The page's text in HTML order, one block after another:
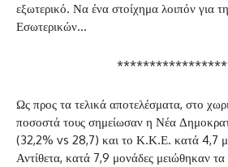
εξωτερικό. Να ένα στοίχημα λοιπόν για
Εσωτερικών…
Ως προς τα τελικά αποτελέσματα, στο
ποσοστά τους σημείωσαν η Νέα
(32,2% vs 28,7) και το Κ.Κ.Ε. κατά 4,7
Αντίθετα, κατά 7,9 μονάδες μειώθηκαν